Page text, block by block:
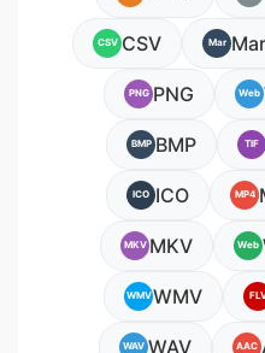
CSV CSV Mar
PNG PNG Web
BMP BMP TIF
ICO ICO MP4
MKV MKV Web
WMVWMV FLV
WAV WAV AAC